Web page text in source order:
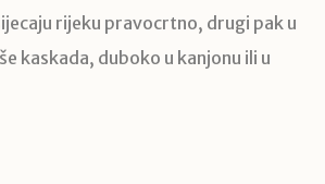
rijeku pravocrtno, drugi pak u
kaskada, duboko u kanjonu ili u